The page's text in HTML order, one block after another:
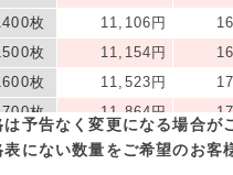
枚
11,106円
枚
11,154円
枚
11,523円
枚
11,864円
枚
12,183円
は予告なく変更になる場合が
表にない数量をご希望のお客